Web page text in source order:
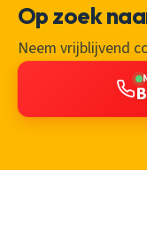
Op zoek
Neem vrijblijvend